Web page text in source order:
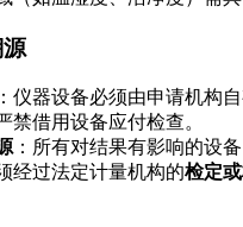
：仪器设备必须由申请机构
禁借用设备应付检查。
：所有对结果有影响的设
经过法定计量机构的检定